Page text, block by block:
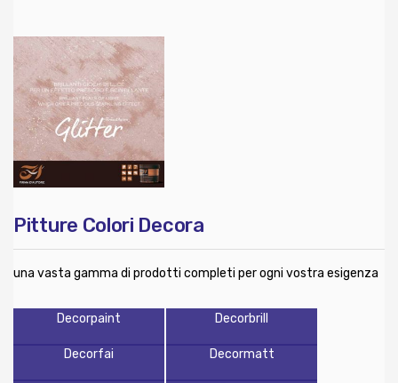
Pitture Colori Decora
una vasta gamma di prodotti completi per ogni vostra esigenza
Decorpaint Decorbrill
Decorfai Decormatt